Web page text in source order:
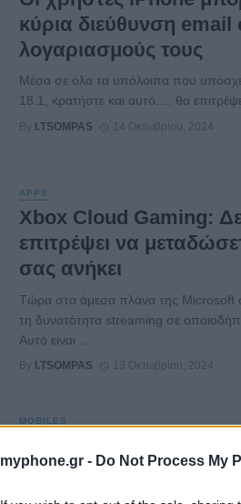
myphone.gr - Do Not Process My
κύρια διεύθυνση email
λογαριασμούς τους
Μέσα σε όλα τα υπόλοιπα που
18.1, κρατήστε και αυτό…. θα
By I.TSOMPAS 14 Οκτωβρίου, 2024
APPS
Xbox Cloud Gaming:
επιτρέψει να
σας ανήκει
Τώρα στα άμεσα πλάνα της Microsoft
τη δυνατότητα streaming σε
Αυτό είναι ...
By I.TSOMPAS 13 Οκτωβρίου, 2024
MOBILES
Galaxy S25 FE